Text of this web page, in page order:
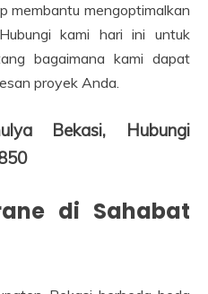
membantu mengoptimalkan
kami hari ini untuk
bagaimana kami dapat
proyek Anda.
Bekasi, Hubungi
di Sahabat